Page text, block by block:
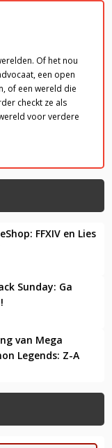
Of het nou
een open
of een wereld die
checkt ze als
voor verdere
FFXIV en Lies
Sunday: Ga
van Mega
Legends: Z-A